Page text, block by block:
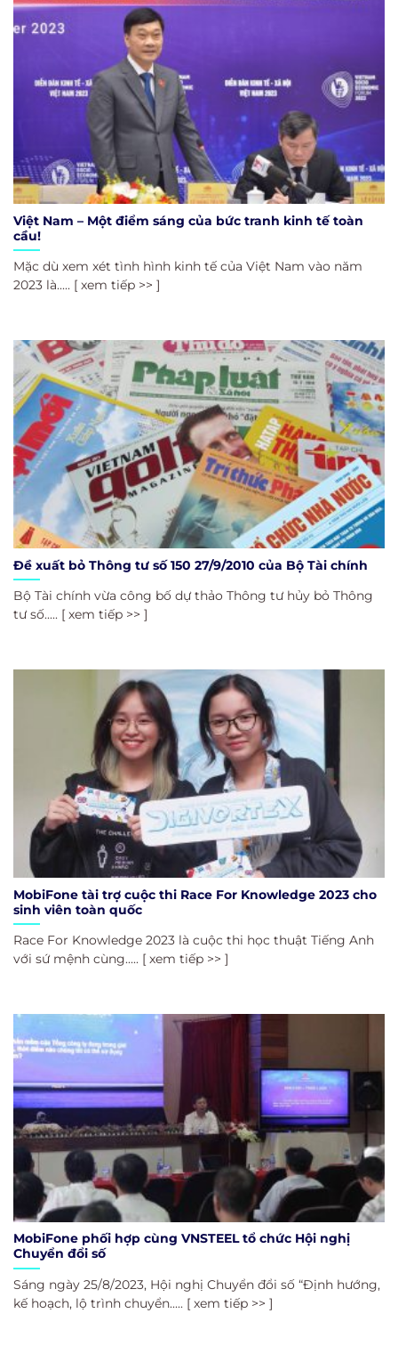
Việt Nam – Một điểm sáng của bức tranh kinh tế toàn
cầu!
Mặc dù xem xét tình hình kinh tế của Việt Nam vào năm
2023 là..... [ xem tiếp >> ]
Đề xuất bỏ Thông tư số 150 27/9/2010 của Bộ Tài chính
Bộ Tài chính vừa công bố dự thảo Thông tư hủy bỏ Thông
tư số..... [ xem tiếp >> ]
MobiFone tài trợ cuộc thi Race For Knowledge 2023 cho
sinh viên toàn quốc
Race For Knowledge 2023 là cuộc thi học thuật Tiếng Anh
với sứ mệnh cùng..... [ xem tiếp >> ]
MobiFone phối hợp cùng VNSTEEL tổ chức Hội nghị
Chuyển đổi số
Sáng ngày 25/8/2023, Hội nghị Chuyển đổi số “Định hướng,
kế hoạch, lộ trình chuyển..... [ xem tiếp >> ]